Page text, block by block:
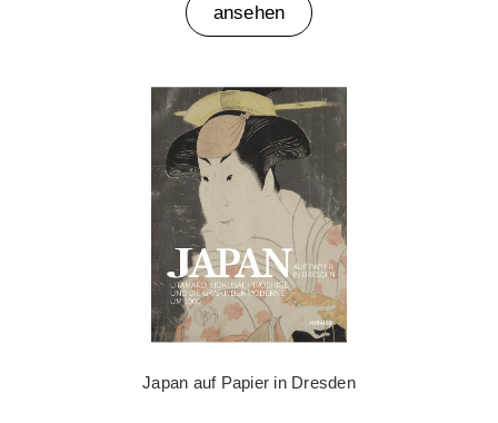
ansehen
Japan auf Papier in Dresden